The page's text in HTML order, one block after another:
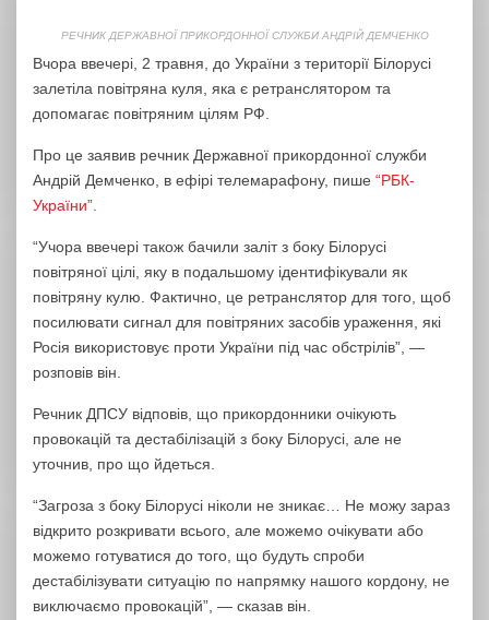
РЕЧНИК ДЕРЖАВНОЇ ПРИКОРДОННОЇ СЛУЖБИ АНДРІЙ ДЕМЧЕНКО
Вчора ввечері, 2 травня, до України з території Білорусі
залетіла повітряна куля, яка є ретранслятором та
допомагає повітряним цілям РФ.
Про це заявив речник Державної прикордонної служби
Андрій Демченко, в ефірі телемарафону, пише “РБК-
України”
“Учора ввечері також бачили заліт з боку Білорусі
повітряної цілі, яку в подальшому ідентифікували як
повітряну кулю. Фактично, це ретранслятор для того, щоб
посилювати сигнал для повітряних засобів ураження, які
Росія використовує проти України під час обстрілів”, —
розповів він.
Речник ДПСУ відповів, що прикордонники очікують
провокацій та дестабілізацій з боку Білорусі, але не
уточнив, про що йдеться.
“Загроза з боку Білорусі ніколи не зникає… Не можу зараз
відкрито розкривати всього, але можемо очікувати або
можемо готуватися до того, що будуть спроби
дестабілізувати ситуацію по напрямку нашого кордону, не
виключаємо провокацій”, — сказав він.